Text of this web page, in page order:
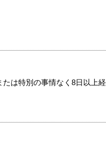
は特別の事情なく8日以上経